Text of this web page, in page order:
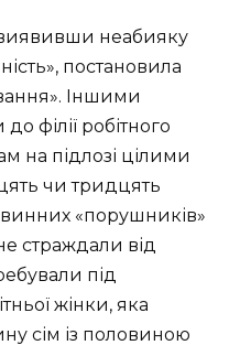
виявивши неабияку
постановила
Іншими
філії робітного
на підлозі цілими
чи тридцять
«порушників»
страждали від
під
жінки, яка
сім із половиною